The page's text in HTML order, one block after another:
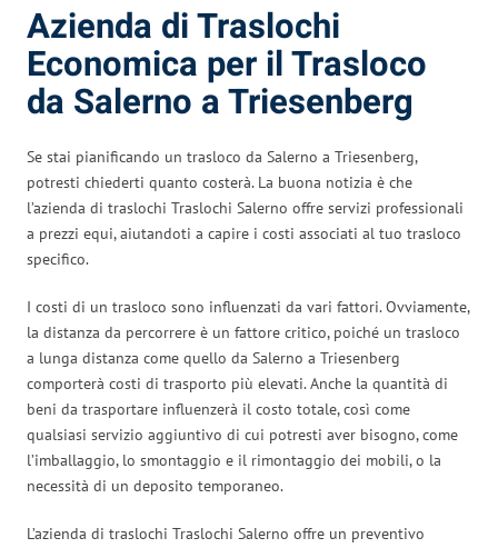
Azienda di Traslochi
Economica per il Trasloco
da Salerno a Triesenberg
Se stai pianificando un trasloco da Salerno a Triesenberg,
potresti chiederti quanto costerà. La buona notizia è che
l’azienda di traslochi Traslochi Salerno offre servizi professionali
a prezzi equi, aiutandoti a capire i costi associati al tuo trasloco
specifico.
I costi di un trasloco sono influenzati da vari fattori. Ovviamente,
la distanza da percorrere è un fattore critico, poiché un trasloco
a lunga distanza come quello da Salerno a Triesenberg
comporterà costi di trasporto più elevati. Anche la quantità di
beni da trasportare influenzerà il costo totale, così come
qualsiasi servizio aggiuntivo di cui potresti aver bisogno, come
l’imballaggio, lo smontaggio e il rimontaggio dei mobili, o la
necessità di un deposito temporaneo.
L’azienda di traslochi Traslochi Salerno offre un preventivo